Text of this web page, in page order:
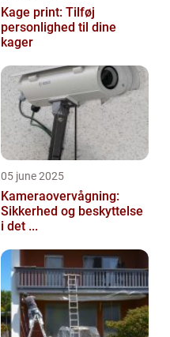
Kage print: Tilføj
personlighed til dine
kager
05 june 2025
Kameraovervågning:
Sikkerhed og beskyttelse
i det ...